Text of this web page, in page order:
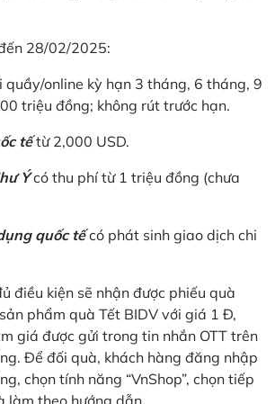
28/02/2025:
online kỳ hạn 3 tháng, 6 tháng, 9
triệu đồng; không rút trước hạn.
tếtừ 2,000 USD.
Ýcó thu phí từ 1 triệu đồng (chưa
quốc tếcó phát sinh giao dịch chi
điều kiện sẽ nhận được phiếu quà
phẩm quà Tết BIDV với giá 1 Đ,
giá được gửi trong tin nhắn OTT trên
Để đối quà, khách hàng đăng nhập
chọn tính năng “VnShop”, chọn tiếp
làm theo hướng dẫn.